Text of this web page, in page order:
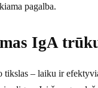
pagalba.
IgA
tikslas – laiku ir